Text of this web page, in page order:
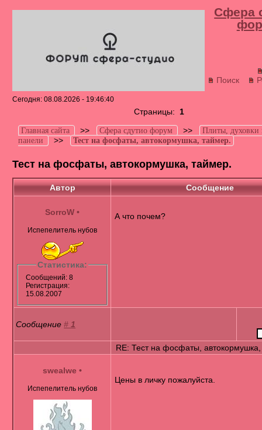
Сфера
Поиск
Сегодня: 08.08.2026 - 19:46:40
Страницы: 1
Главная сайта >> Сфера сдутио форум >>
Плиты, духовки
панели
>> Тест на фосфаты, автокормушка, таймер.
Тест на фосфаты, автокормушка, таймер.
Автор Сообщение
SorroW •
Испепелитель нубов
Статистика:
Сообщений: 8
Регистрация:
15.08.2007
А что почем?
Сообщение# 1
RE: Тест на фосфаты,
swealwe •
Испепелитель нубов
Цены в личку пожалуйста.